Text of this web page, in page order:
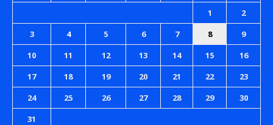
1
2
3
4 5 6 7 8
9
10
11 12 13 14 15
16
17
18 19 20 21 22
23
24
25 26 27 28 29
30
31